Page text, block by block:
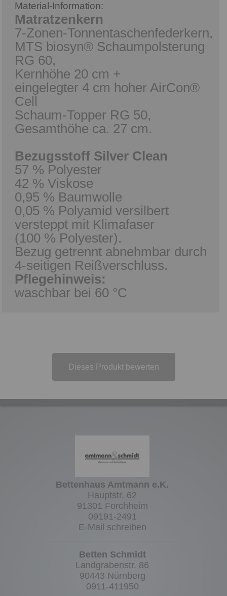
Material-Information:
Matratzenkern
7-Zonen-Tonnentaschenfederkern,
MTS biosyn® Schaumpolsterung
RG 60,
Kernhöhe 20 cm +
eingelegter 4 cm hoher AirCon®
Cell
Schaum-Topper RG 50,
Gesamthöhe ca. 27 cm.
Bezugsstoff Silver Clean
57 % Polyester
42 % Viskose
0,95 % Baumwolle
0,05 % Polyamid versilbert
versteppt mit Klimafaser
(100 % Polyester).
Bezug getrennt abnehmbar durch
4-seitigen Reißverschluss.
Pflegehinweis:
waschbar bei 60 °C
Dieses Produkt bewerten
Bettenhaus Amtmann e.K.
Hauptstr. 62
91301 Forchheim
09191-2491
E-Mail schreiben
Betten Schmidt
Landgrabenstr. 86
90443 Nürnberg
0911-411950